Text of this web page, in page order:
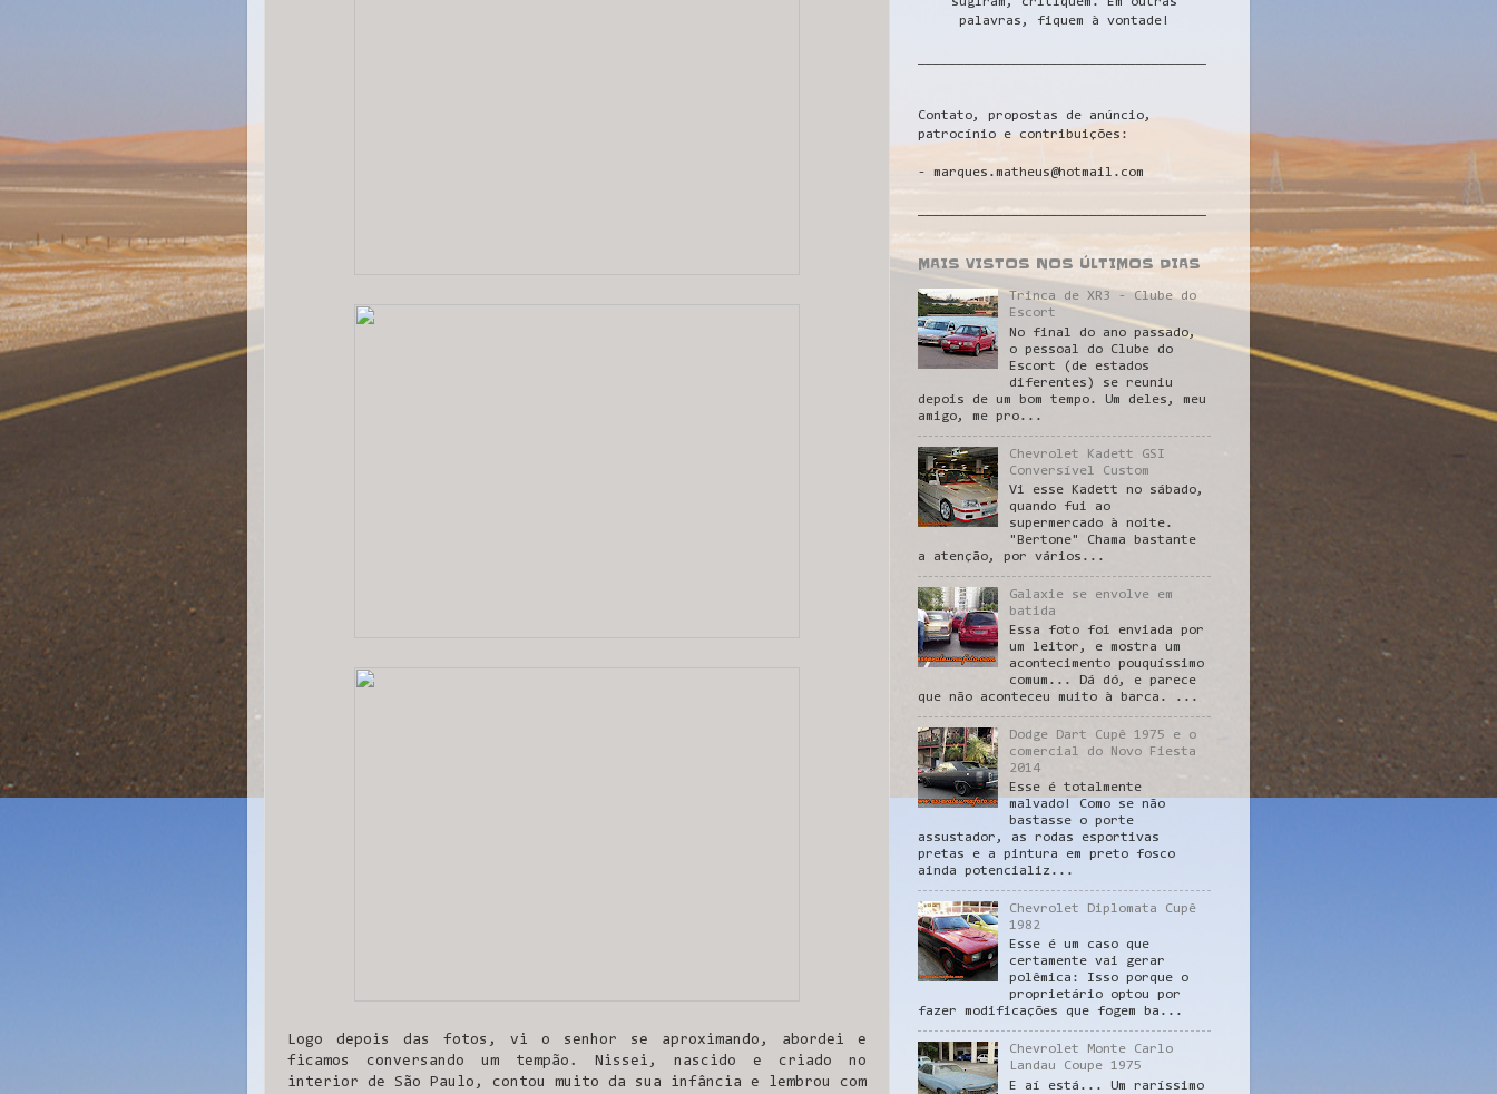
Logo depois das fotos, vi o senhor se aproximando, abordei e
ficamos conversando um tempão. Nissei, nascido e criado no
interior de São Paulo, contou muito da sua infância e lembrou com
palavras, fiquem à vontade!
Contato, propostas de anúncio,
patrocínio e contribuições:
- marques.matheus@hotmail.com
MAIS VISTOS NOS ÚLTIMOS DIAS
Trinca de XR3 - Clube do
Escort
No final do ano passado,
o pessoal do Clube do
Escort (de estados
diferentes) se reuniu
depois de um bom tempo. Um deles, meu
amigo, me pro...
Chevrolet Kadett GSI
Conversível Custom
Vi esse Kadett no sábado,
quando fui ao
supermercado à noite.
"Bertone" Chama bastante
a atenção, por vários...
Galaxie se envolve em
batida
Essa foto foi enviada por
um leitor, e mostra um
acontecimento pouquíssimo
comum... Dá dó, e parece
que não aconteceu muito à barca. ...
Dodge Dart Cupê 1975 e o
comercial do Novo Fiesta
2014
Esse é totalmente
malvado! Como se não
bastasse o porte
assustador, as rodas esportivas
pretas e a pintura em preto fosco
ainda potencializ...
Chevrolet Diplomata Cupê
1982
Esse é um caso que
certamente vai gerar
polêmica: Isso porque o
proprietário optou por
fazer modificações que fogem ba...
Chevrolet Monte Carlo
Landau Coupe 1975
E aí está... Um raríssimo